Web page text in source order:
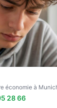
économie à
28 66